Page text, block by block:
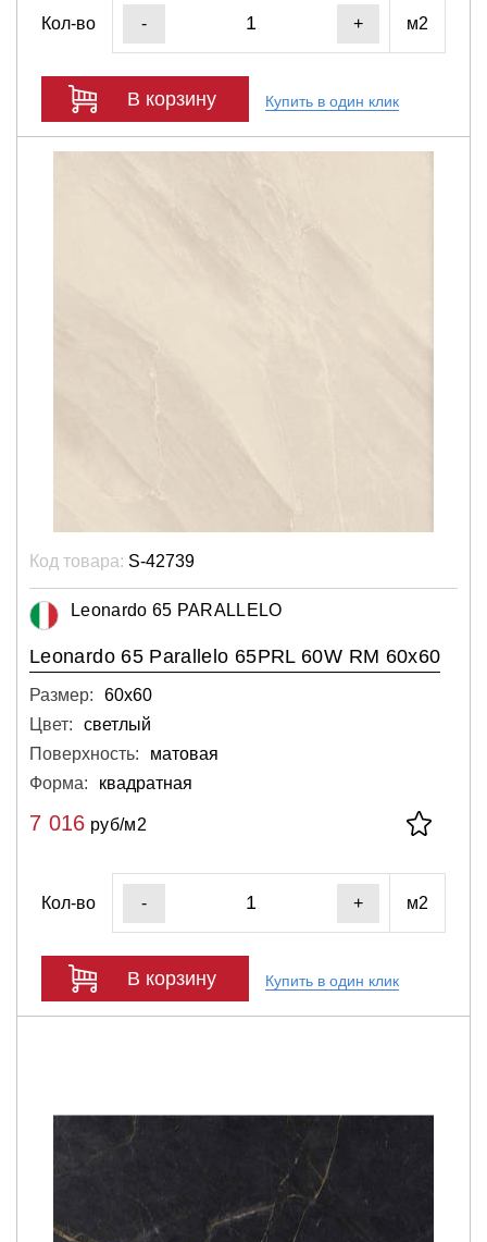
Кол-во - + м2
В корзину Купить в один клик
Код товара: S-42739
Leonardo 65 PARALLELO
Leonardo 65 Parallelo 65PRL 60W RM 60x60
Размер:
60х60
Цвет:
светлый
Поверхность:
матовая
Форма:
квадратная
7 016 руб/м2
Кол-во - + м2
В корзину Купить в один клик